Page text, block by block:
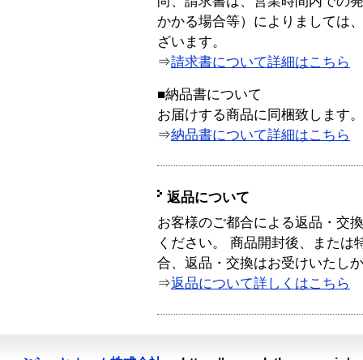
かかる場合等）によりましては
ざいます。
⇒請求書について詳細はこちら
■納品書について
お届けする商品に同梱致します。
⇒納品書について詳細はこちら
返品について
お客様のご都合による返品・交
ください。 商品開封後、または
合、返品・交換はお受けいたし
⇒返品について詳しくはこちら